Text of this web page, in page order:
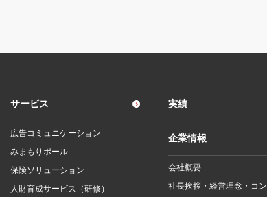
サービス
広告コミュニケーション
みまもりポール
保険ソリューション
人財育成サービス（研修）
実績
企業情報
会社概要
社長挨拶・経営理念・コ